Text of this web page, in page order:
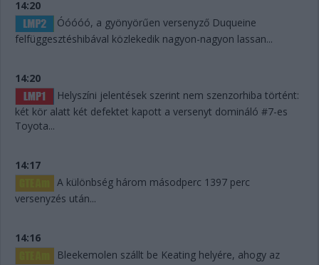
14:20
Óóóóó, a gyönyörűen versenyző Duqueine
felfüggesztéshibával közlekedik nagyon-nagyon lassan...
14:20
Helyszíni jelentések szerint nem szenzorhiba történt:
két kör alatt két defektet kapott a versenyt domináló #7-es
Toyota...
14:17
A különbség három másodperc 1397 perc
versenyzés után...
14:16
Bleekemolen szállt be Keating helyére, ahogy az